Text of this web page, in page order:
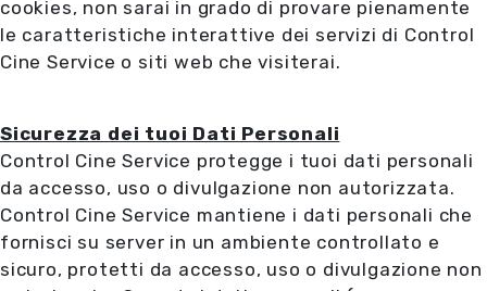
cookies, non sarai in grado di provare pienamente
le caratteristiche interattive dei servizi di Control
Cine Service o siti web che visiterai.
Sicurezza dei tuoi Dati Personali
Control Cine Service protegge i tuoi dati personali
da accesso, uso o divulgazione non autorizzata.
Control Cine Service mantiene i dati personali che
fornisci su server in un ambiente controllato e
sicuro, protetti da accesso, uso o divulgazione non